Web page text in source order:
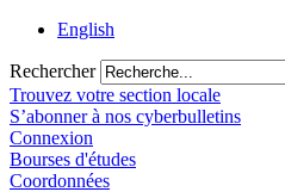
English
Rechercher
Trouvez votre section locale
S’abonner à nos cyberbulletins
Connexion
Bourses d'études
Coordonnées